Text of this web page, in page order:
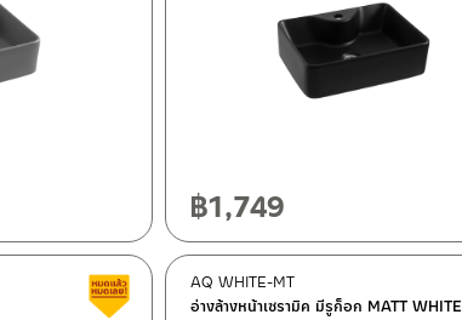
฿1,749
Clearance sale
อ่างล้างหน้าเซรามิค มีรูก็อก MATT WHITE
AQ WHITE-MT